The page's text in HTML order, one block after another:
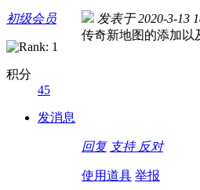
初级会员
积分
45
发消息
发表于 2020-3-13
传奇新地图的添加以
回复 支持 反对
使用道具 举报